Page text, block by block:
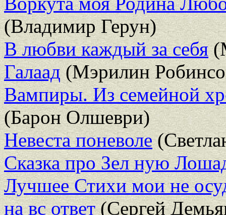
(Владимир Герун)
В любви каждый за себя
Галаад(Мэрилин
Вампиры. Из семейной
(Барон Олшеври)
Невеста поневоле
Сказка про Зел ную
Лучшее Стихи мои не
на вс ответ(Сергей